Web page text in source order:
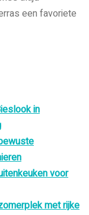
een favoriete
in
voor
met rijke